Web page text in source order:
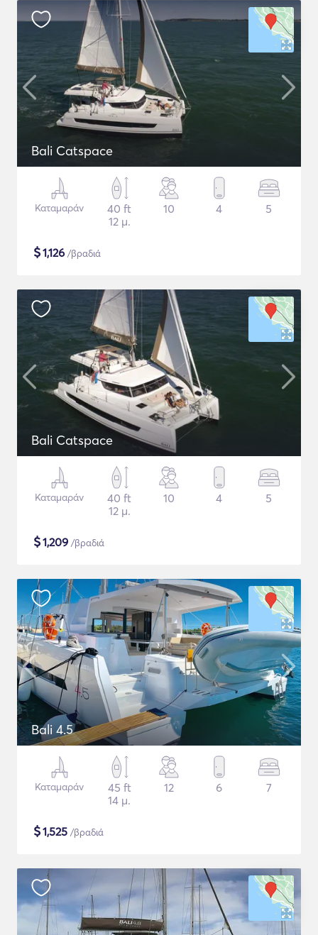
Bali Catspace
Καταμαράν
40 ft
12 μ.
10 4 5
$1,126 /βραδιά
Bali Catspace
Καταμαράν
40 ft
12 μ.
10 4 5
$1,209 /βραδιά
Bali 4.5
Καταμαράν
45 ft
14 μ.
12 6 7
$1,525 /βραδιά